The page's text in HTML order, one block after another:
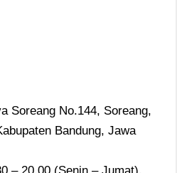
Soreang No.144, Soreang,
Bandung, Jawa